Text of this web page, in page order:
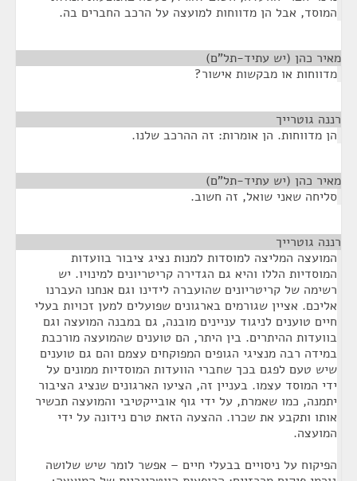
המוסד, אבל הן מדווחות למועצה על הרכב החברים בה.
מאיר כהן (יש עתיד-תל"ם)
מדווחות או מבקשות אישור?
רננה גוטרייך
הן מדווחות. הן אומרות: זה ההרכב שלנו.
מאיר כהן (יש עתיד-תל"ם)
סליחה שאני שואל, זה חשוב.
רננה גוטרייך
המועצה המליצה למוסדות למנות נציג ציבור בוועדות
המוסדיות הללו והיא גם הגדירה קריטריונים למינויו. יש
רשימה של קריטריונים שהועברה לידינו וגם אנחנו העברנו
אליכם. אציין שגורמים בארגונים שפועלים למען זכויות בעלי
חיים טוענים לניגוד עניינים מובנה, גם במבנה המועצה וגם
בוועדות ההיתרים. בין היתר, הם טוענים שהמועצה מורכבת
במידה רבה מנציגי הגופים המפוקחים עצמם והם גם טוענים
שיש טעם לפגם בכך שחברי הוועדות המוסדיות ממונים על
ידי המוסד עצמו. בעניין זה, הציעו הארגונים שנציג הציבור
יתמנה, כמו שאמרת, על ידי גוף אובייקטיבי והמועצה תכשיר
אותו ותקבע את שכרו. ההצעה הזאת טרם נידונה על ידי
המועצה.
הפיקוח על ניסויים בבעלי חיים – אפשר לומר שיש שלושה